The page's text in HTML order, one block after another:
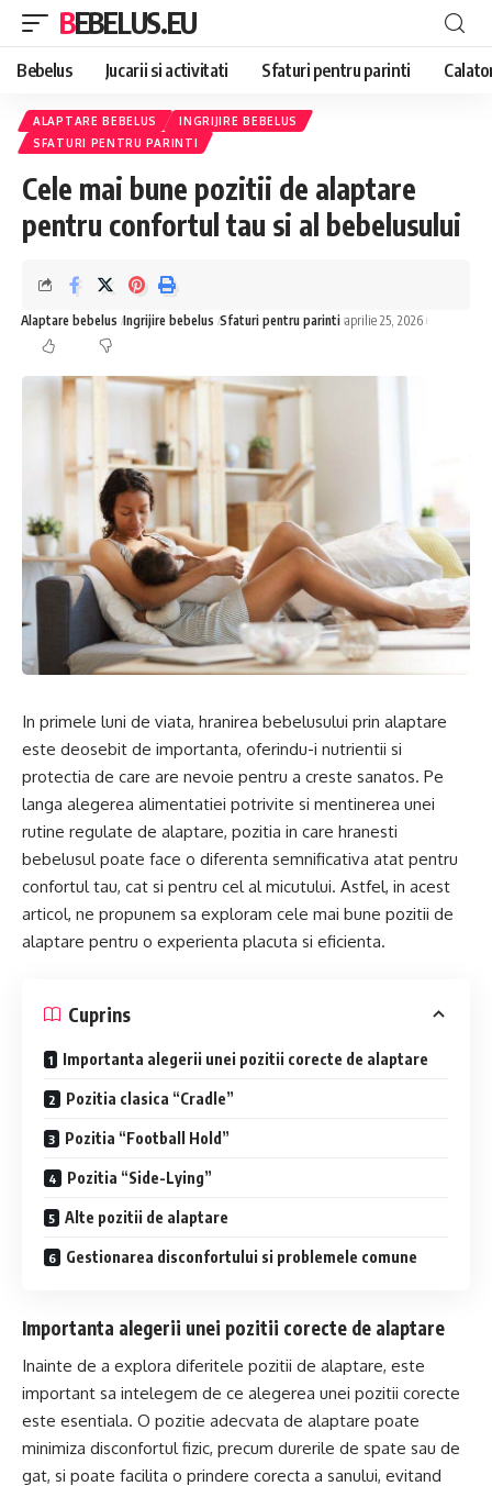
BEBELUS.EU
Bebelus Jucarii si activitati Sfaturi pentru parinti
ALAPTARE BEBELUS
INGRIJIRE BEBELUS
SFATURI PENTRU PARINTI
Cele mai bune pozitii de alaptare
pentru confortul tau si al bebelusului
Alaptare bebelus Ingrijire bebelus Sfaturi pentru parinti aprilie 25, 2026
In primele luni de viata, hranirea bebelusului prin alaptare
este deosebit de importanta, oferindu-i nutrientii si
protectia de care are nevoie pentru a creste sanatos. Pe
langa alegerea alimentatiei potrivite si mentinerea unei
rutine regulate de alaptare, pozitia in care hranesti
bebelusul poate face o diferenta semnificativa atat pentru
confortul tau, cat si pentru cel al micutului. Astfel, in acest
articol, ne propunem sa exploram cele mai bune pozitii de
alaptare pentru o experienta placuta si eficienta.
Cuprins
Importanta alegerii unei pozitii corecte de alaptare
Pozitia clasica “Cradle”
Pozitia “Football Hold”
Pozitia “Side-Lying”
Alte pozitii de alaptare
Gestionarea disconfortului si problemele comune
Importanta alegerii unei pozitii corecte de alaptare
Inainte de a explora diferitele pozitii de alaptare, este
important sa intelegem de ce alegerea unei pozitii corecte
este esentiala. O pozitie adecvata de alaptare poate
minimiza disconfortul fizic, precum durerile de spate sau de
gat, si poate facilita o prindere corecta a sanului, evitand